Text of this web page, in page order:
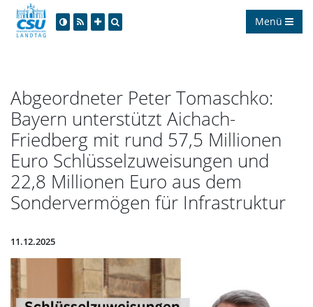
Menü
Abgeordneter Peter Tomaschko:
Bayern unterstützt Aichach-
Friedberg mit rund 57,5 Millionen
Euro Schlüsselzuweisungen und
22,8 Millionen Euro aus dem
Sondervermögen für Infrastruktur
11.12.2025